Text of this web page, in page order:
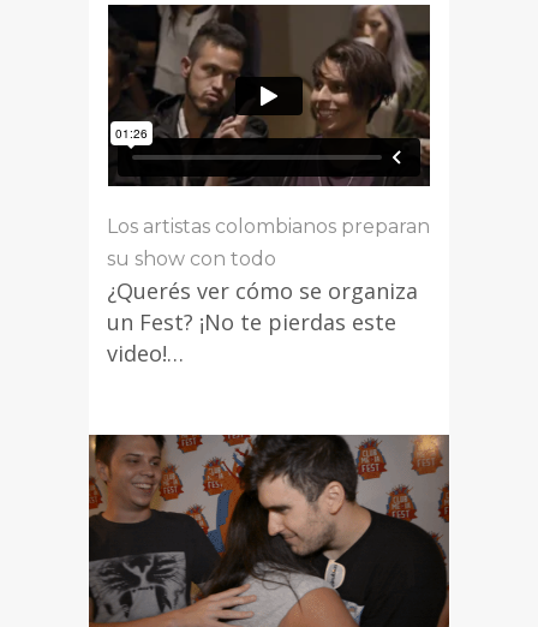
Los artistas colombianos preparan
su show con todo
¿Querés ver cómo se organiza
un Fest? ¡No te pierdas este
video!…